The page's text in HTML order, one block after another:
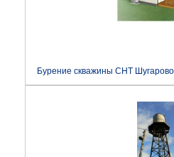
Бурение скважины СНТ